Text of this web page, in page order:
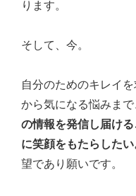
ります。
そして、今。
自分のためのキレイ
から気になる悩みまで
の情報を発信し届け
に笑顔をもたらしたい
望であり願いです。